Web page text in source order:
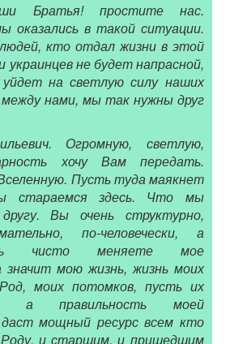
Братья! простите нас.
оказались в такой ситуации.
кто отдал жизни в этой
украинцев не будет напрасной,
на светлую силу наших
нами, мы так нужны друг
Огромную, светлую,
хочу Вам передать.
Пусть туда маякнет
стараемся здесь. Что мы
Вы очень структурно,
по-человечески, а
чисто меняете мое
значит мою жизнь, жизнь моих
моих потомков, пусть их
а правильность моей
мощный ресурс всем кто
и старшим, и пришедшим